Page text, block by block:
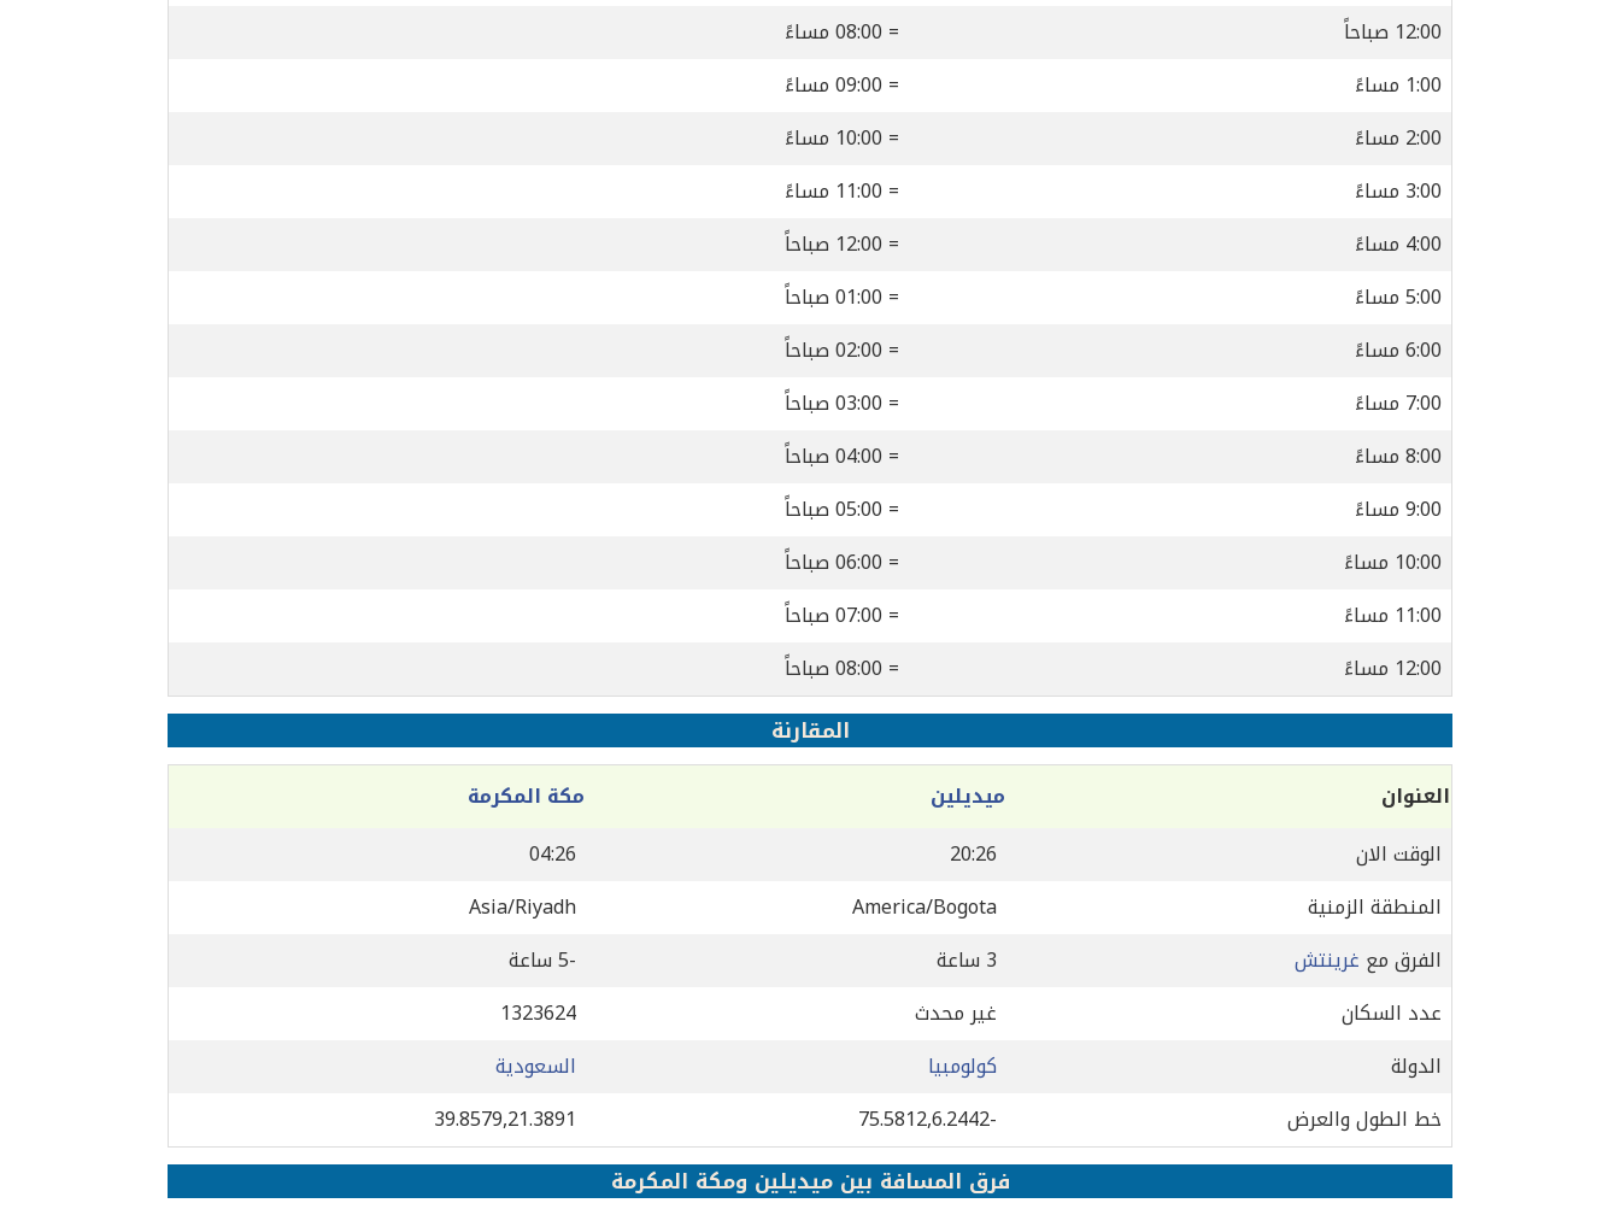
12:00 صباحاً
= 08:00 مساءً
1:00 مساءً
= 09:00 مساءً
2:00 مساءً
= 10:00 مساءً
3:00 مساءً
= 11:00 مساءً
4:00 مساءً
= 12:00 صباحاً
5:00 مساءً
= 01:00 صباحاً
6:00 مساءً
= 02:00 صباحاً
7:00 مساءً
= 03:00 صباحاً
8:00 مساءً
= 04:00 صباحاً
9:00 مساءً
= 05:00 صباحاً
10:00 مساءً
= 06:00 صباحاً
11:00 مساءً
= 07:00 صباحاً
12:00 مساءً
= 08:00 صباحاً
المقارنة
العنوان ميديلين
مكة المكرمة
الوقت الان
20:26
04:26
المنطقة الزمنية
America/Bogota
Asia/Riyadh
الفرق مع غرينتش 3 ساعة
-5 ساعة
عدد السكان
غير محدث
1323624
الدولة
كولومبيا
السعودية
خط الطول والعرض
-75.5812,6.2442
39.8579,21.3891
فرق المسافة بين ميديلين ومكة المكرمة